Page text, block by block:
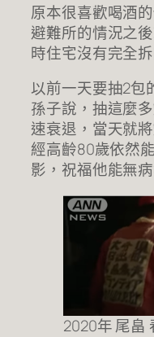
原本很喜歡喝酒
避難所的情況之
時住宅沒有完全
以前一天要抽2包
孫子說，抽這麼
速衰退，當天就
經高齡80歲依然
影，祝福他能無
2020年 尾畠